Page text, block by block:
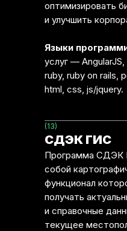
оптимизировать
и улучшить
Языки
услуг —
ruby, ruby on rails,
html, css, js/jquery.
(13)
СДЭК ГИС
Программа СДЭК
собой
функционал
получать
и справочные
текущее